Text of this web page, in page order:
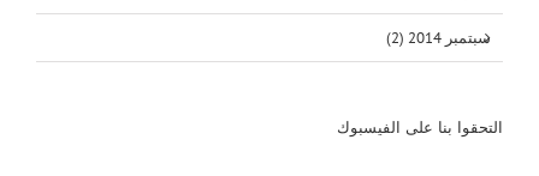
سبتمبر 2014 (2)
التحقوا بنا على الفيسبوك